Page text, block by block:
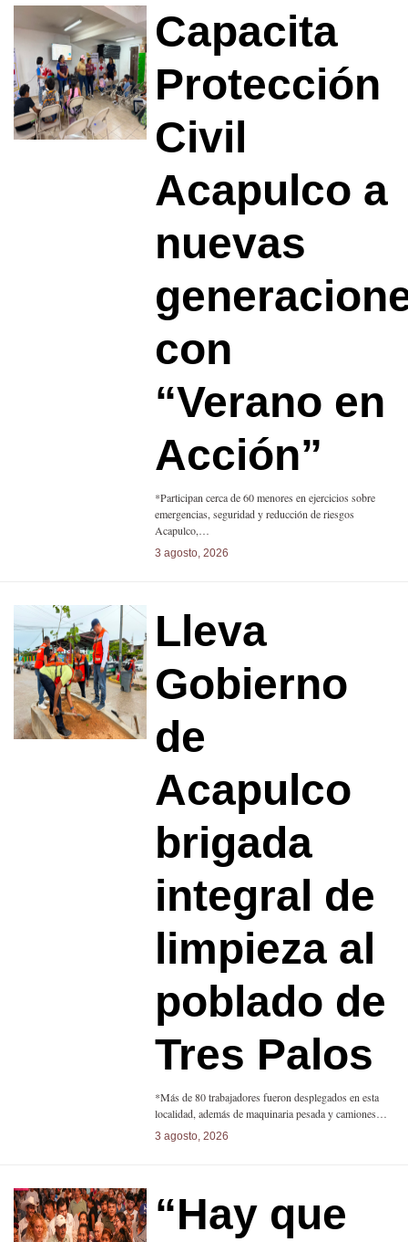
Capacita
Protección
Civil
Acapulco a
nuevas
con
“Verano en
Acción”
*Participan cerca de 60 menores en ejercicios sobre
emergencias, seguridad y reducción de riesgos
Acapulco,…
3 agosto, 2026
Lleva
Gobierno
de
Acapulco
brigada
integral de
limpieza al
poblado de
Tres Palos
*Más de 80 trabajadores fueron desplegados en esta
localidad, además de maquinaria pesada y camiones…
3 agosto, 2026
“Hay que